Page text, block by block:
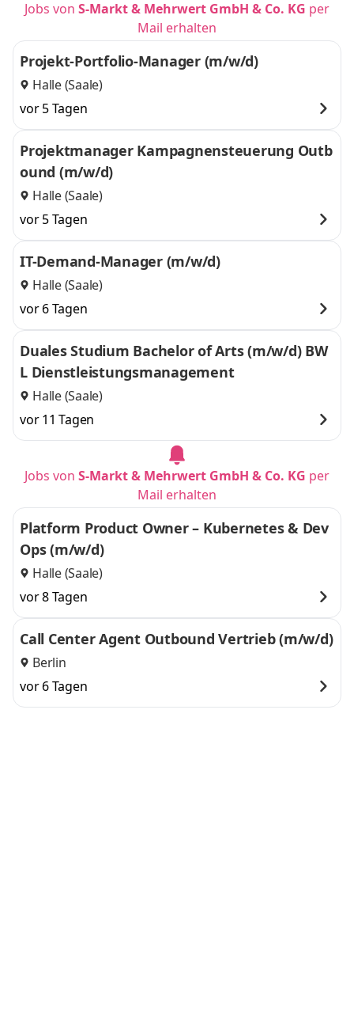
Jobs von S-Markt & Mehrwert GmbH & Co. KG per
Mail erhalten
Projekt-Portfolio-Manager (m/w/d)
Halle (Saale)
vor 5 Tagen
Projektmanager Kampagnensteuerung Outb
ound (m/w/d)
Halle (Saale)
vor 5 Tagen
IT-Demand-Manager (m/w/d)
Halle (Saale)
vor 6 Tagen
Duales Studium Bachelor of Arts (m/w/d) BW
L Dienstleistungsmanagement
Halle (Saale)
vor 11 Tagen
Jobs von S-Markt & Mehrwert GmbH & Co. KG per
Mail erhalten
Platform Product Owner – Kubernetes & Dev
Ops (m/w/d)
Halle (Saale)
vor 8 Tagen
Call Center Agent Outbound Vertrieb (m/w/d)
Berlin
vor 6 Tagen